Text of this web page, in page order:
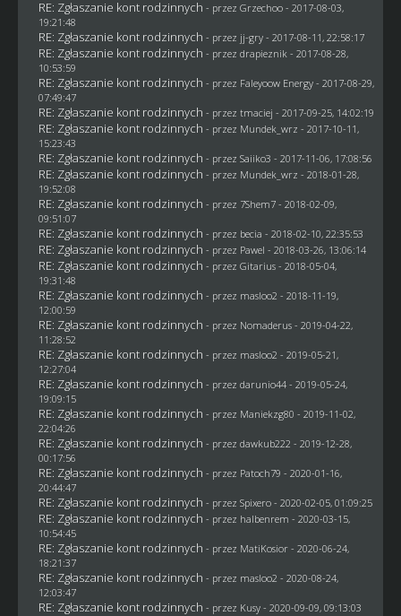
RE: Zgłaszanie kont rodzinnych - przez Grzechoo- 2017-08-03,
19:21:48
RE: Zgłaszanie kont rodzinnych - przez jj-gry- 2017-08-11, 22:58:17
RE: Zgłaszanie kont rodzinnych - przez drapieznik- 2017-08-28,
10:53:59
RE: Zgłaszanie kont rodzinnych - przez Faleyoow Energy- 2017-08-29,
07:49:47
RE: Zgłaszanie kont rodzinnych - przez tmaciej - 2017-09-25, 14:02:19
RE: Zgłaszanie kont rodzinnych - przez Mundek_wrz - 2017-10-11,
15:23:43
RE: Zgłaszanie kont rodzinnych - przez Saiiko3 - 2017-11-06, 17:08:56
RE: Zgłaszanie kont rodzinnych - przez Mundek_wrz - 2018-01-28,
19:52:08
RE: Zgłaszanie kont rodzinnych - przez 7Shem7- 2018-02-09,
09:51:07
RE: Zgłaszanie kont rodzinnych - przez becia - 2018-02-10, 22:35:53
RE: Zgłaszanie kont rodzinnych - przez Pawel - 2018-03-26, 13:06:14
RE: Zgłaszanie kont rodzinnych - przez Gitarius- 2018-05-04,
19:31:48
RE: Zgłaszanie kont rodzinnych - przez masloo2 - 2018-11-19,
12:00:59
RE: Zgłaszanie kont rodzinnych - przez Nomaderus- 2019-04-22,
11:28:52
RE: Zgłaszanie kont rodzinnych - przez masloo2 - 2019-05-21,
12:27:04
RE: Zgłaszanie kont rodzinnych - przez darunio44- 2019-05-24,
19:09:15
RE: Zgłaszanie kont rodzinnych - przez Maniekzg80 - 2019-11-02,
22:04:26
RE: Zgłaszanie kont rodzinnych - przez dawkub222 - 2019-12-28,
00:17:56
RE: Zgłaszanie kont rodzinnych - przez Patoch79 - 2020-01-16,
20:44:47
RE: Zgłaszanie kont rodzinnych - przez Spixero- 2020-02-05, 01:09:25
RE: Zgłaszanie kont rodzinnych - przez halbenrem - 2020-03-15,
10:54:45
RE: Zgłaszanie kont rodzinnych - przez MatiKosior- 2020-06-24,
18:21:37
RE: Zgłaszanie kont rodzinnych - przez masloo2 - 2020-08-24,
12:03:47
RE: Zgłaszanie kont rodzinnych - przez Kusy- 2020-09-09, 09:13:03